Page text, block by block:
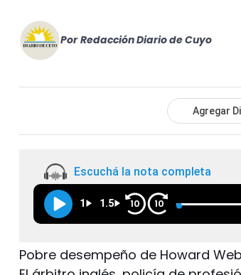
Por Redacción Diario de Cuyo
Agregar
Escuchá la nota completa
1 1.5 10 10
Pobre desempeño de Howard